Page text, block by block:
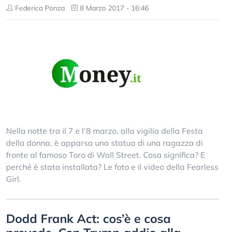
Federica Ponza 8 Marzo 2017 - 16:46
Nella notte tra il 7 e l’8 marzo, alla vigilia della Festa
della donna, è apparsa una statua di una ragazza di
fronte al famoso Toro di Wall Street. Cosa significa? E
perché è stata installata? Le foto e il video della Fearless
Girl.
Dodd Frank Act: cos’è e cosa